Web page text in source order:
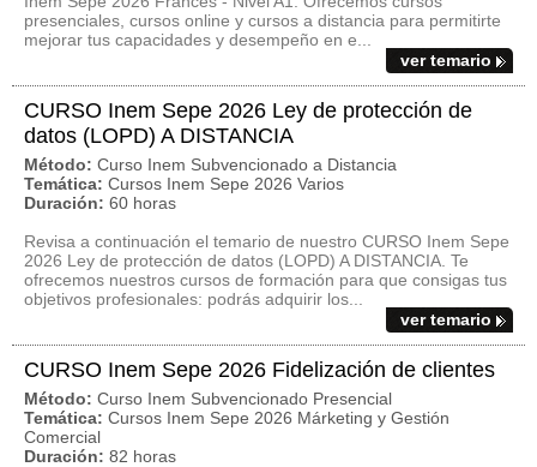
presenciales, cursos online y cursos a distancia para permitirte
mejorar tus capacidades y desempeño en e...
ver temario
CURSO Inem Sepe 2026 Ley de protección de
datos (LOPD) A DISTANCIA
Método: Curso Inem Subvencionado a Distancia
Temática: Cursos Inem Sepe 2026 Varios
Duración: 60 horas
Revisa a continuación el temario de nuestro CURSO Inem Sepe
2026 Ley de protección de datos (LOPD) A DISTANCIA. Te
ofrecemos nuestros cursos de formación para que consigas tus
objetivos profesionales: podrás adquirir los...
ver temario
CURSO Inem Sepe 2026 Fidelización de clientes
Método: Curso Inem Subvencionado Presencial
Temática: Cursos Inem Sepe 2026 Márketing y Gestión
Comercial
Duración: 82 horas